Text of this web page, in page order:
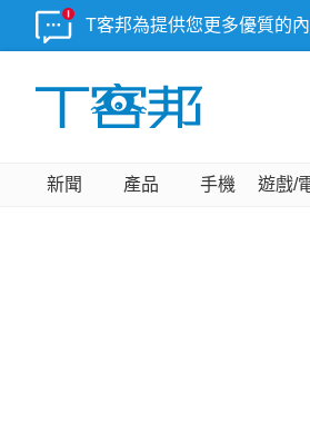
T客邦為提供您更多優質的
新聞 產品 手機 遊戲/